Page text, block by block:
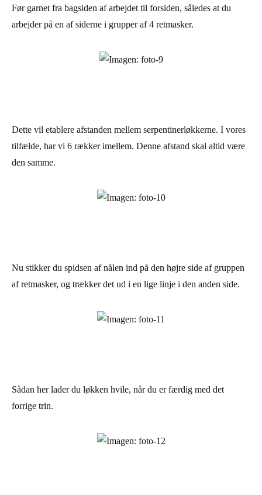
Før garnet fra bagsiden af arbejdet til forsiden, således at du
arbejder på en af siderne i grupper af 4 retmasker.
Dette vil etablere afstanden mellem serpentinerløkkerne. I vores
tilfælde, har vi 6 rækker imellem. Denne afstand skal altid være
den samme.
Nu stikker du spidsen af nålen ind på den højre side af gruppen
af retmasker, og trækker det ud i en lige linje i den anden side.
Sådan her lader du løkken hvile, når du er færdig med det
forrige trin.